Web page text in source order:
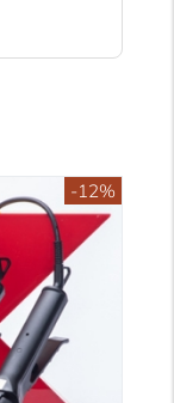
-12%